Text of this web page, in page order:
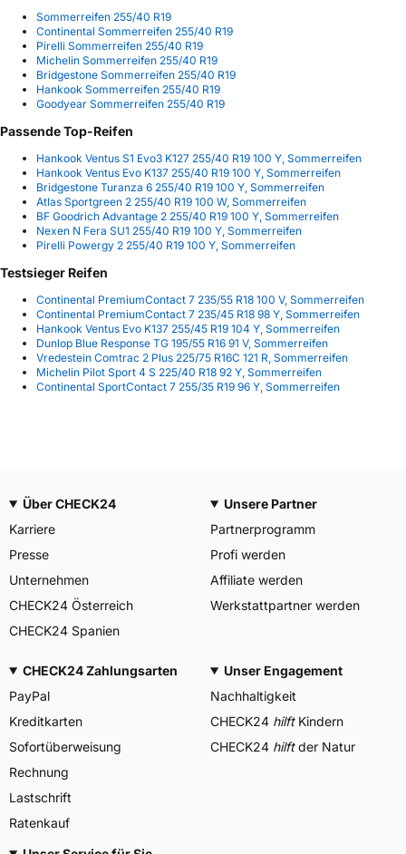
Sommerreifen 255/40 R19
Continental Sommerreifen 255/40 R19
Pirelli Sommerreifen 255/40 R19
Michelin Sommerreifen 255/40 R19
Bridgestone Sommerreifen 255/40 R19
Hankook Sommerreifen 255/40 R19
Goodyear Sommerreifen 255/40 R19
Passende Top-Reifen
Hankook Ventus S1 Evo3 K127 255/40 R19 100 Y, Sommerreifen
Hankook Ventus Evo K137 255/40 R19 100 Y, Sommerreifen
Bridgestone Turanza 6 255/40 R19 100 Y, Sommerreifen
Atlas Sportgreen 2 255/40 R19 100 W, Sommerreifen
BF Goodrich Advantage 2 255/40 R19 100 Y, Sommerreifen
Nexen N Fera SU1 255/40 R19 100 Y, Sommerreifen
Pirelli Powergy 2 255/40 R19 100 Y, Sommerreifen
Testsieger Reifen
Continental PremiumContact 7 235/55 R18 100 V, Sommerreifen
Continental PremiumContact 7 235/45 R18 98 Y, Sommerreifen
Hankook Ventus Evo K137 255/45 R19 104 Y, Sommerreifen
Dunlop Blue Response TG 195/55 R16 91 V, Sommerreifen
Vredestein Comtrac 2 Plus 225/75 R16C 121 R, Sommerreifen
Michelin Pilot Sport 4 S 225/40 R18 92 Y, Sommerreifen
Continental SportContact 7 255/35 R19 96 Y, Sommerreifen
Über CHECK24
Karriere
Presse
Unternehmen
CHECK24 Österreich
CHECK24 Spanien
Unsere Partner
Partnerprogramm
Profi werden
Affiliate werden
Werkstattpartner werden
CHECK24 Zahlungsarten
PayPal
Kreditkarten
Sofortüberweisung
Rechnung
Lastschrift
Ratenkauf
Unser Engagement
Nachhaltigkeit
CHECK24 hilftKindern
CHECK24 hilftder Natur